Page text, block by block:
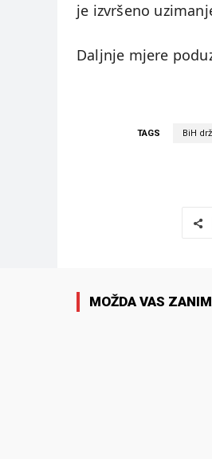
je izvršeno
Daljnje mjere
TAGS BiH
MOŽDA VAS